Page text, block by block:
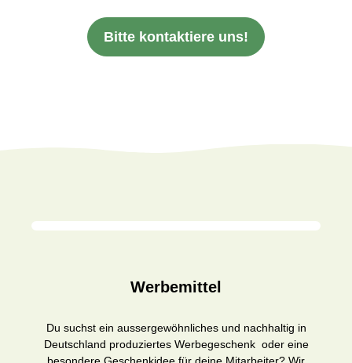
Bitte kontaktiere uns!
Werbemittel
Du suchst ein aussergewöhnliches und nachhaltig in
Deutschland produziertes Werbegeschenk oder eine